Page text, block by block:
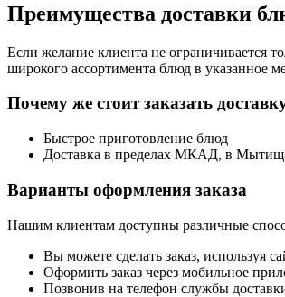
Преимущества доставки
Если желание клиента не ограничивается
широкого ассортимента блюд в указанное
Почему же стоит заказать
Быстрое приготовление блюд
Доставка в пределах МКАД, в
Варианты оформления заказа
Нашим клиентам доступны различные
Вы можете сделать заказ, используя
Оформить заказ через мобильное
Позвонив на телефон службы